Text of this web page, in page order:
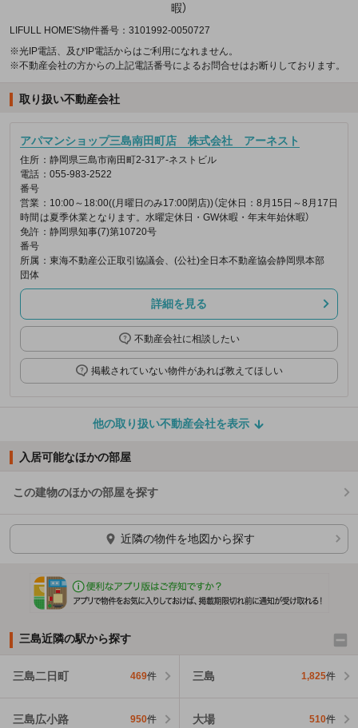
暇）
LIFULL HOME'S物件番号：3101992-0050727
※光IP電話、及びIP電話からはご利用になれません。
※不動産会社の方からの上記電話番号によるお問合せはお断りしております。
取り扱い不動産会社
アパマンショップ三島南田町店 株式会社 アーネスト
住所 ：静岡県三島市南田町2-31ア-ネストビル
電話
番号
：055-983-2522
営業
時間
：10:00～18:00((月曜日のみ17:00閉店))（定休日：8月15日～8月17日
は夏季休業となります。水曜定休日・GW休暇・年末年始休暇）
免許
番号
：静岡県知事(7)第10720号
所属
団体
：東海不動産公正取引協議会、(公社)全日本不動産協会静岡県本部
詳細を見る
不動産会社に相談したい
掲載されていない物件があれば教えてほしい
他の取り扱い不動産会社を表示
入居可能なほかの部屋
この建物のほかの部屋を探す
ほかの部屋を検索中…
近隣の物件を地図から探す
三島近隣の駅から探す
三島二日町 469件 三島 1,825件
三島広小路 950件 大場 510件